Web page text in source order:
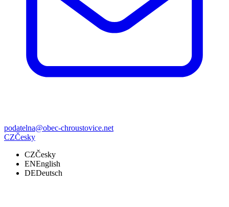
podatelna@obec-chroustovice.net
CZČesky
CZČesky
ENEnglish
DEDeutsch